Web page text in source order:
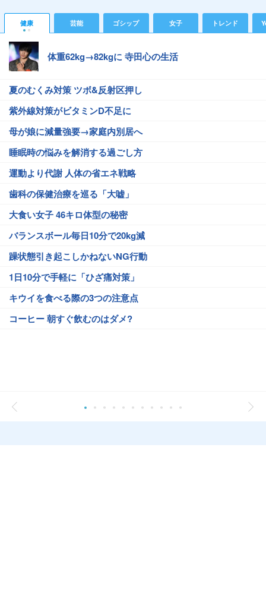
健康 芸能 ゴシップ 女子 トレンド
体重62kg→82kgに 寺田心の生活
夏のむくみ対策 ツボ&反射区押し
紫外線対策がビタミンD不足に
母が娘に減量強要→家庭内別居へ
睡眠時の悩みを解消する過ごし方
運動より代謝 人体の省エネ戦略
歯科の保健治療を巡る「大嘘」
大食い女子 46キロ体型の秘密
バランスボール毎日10分で20kg減
躁状態引き起こしかねないNG行動
1日10分で手軽に「ひざ痛対策」
キウイを食べる際の3つの注意点
コーヒー 朝すぐ飲むのはダメ?